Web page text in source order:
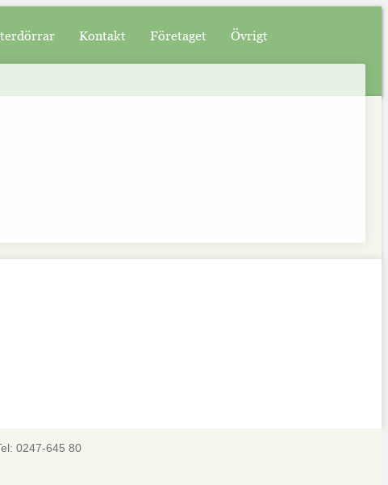
Kontakt Företaget Övrigt
0247-645 80